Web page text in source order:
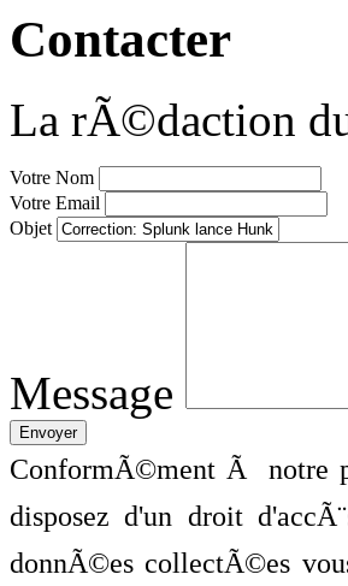
Contacter
La rÃ©daction
Votre Nom
Votre Email
Objet
Message
ConformÃ©ment Ã notre
disposez d'un droit
donnÃ©es collectÃ©es